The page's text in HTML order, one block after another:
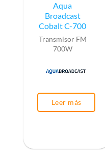
Aqua
Broadcast
Cobalt C-700
Transmisor FM
700W
Leer más